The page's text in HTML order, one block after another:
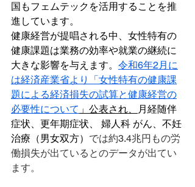
国もフェムテックを活用することを推
進しています。
健康経営が提唱される中、女性特有の
健康課題は業務の効率や就業の継続に
大きな影響を与えます。 令和6年2月に
は経済産業省より「女性特有の健康課
題による経済損失の試算と健康経営の
必要性について 」公表され、
月経随伴
症状、更年期症状、 婦人科 がん、不妊
治療（男女双方） では約3.4兆円もの労
働損失が出ているとのデータが出てい
ます。